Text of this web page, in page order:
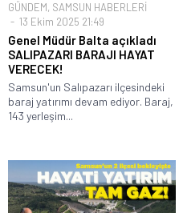
GÜNDEM, SAMSUN HABERLERİ
13 Ekim 2025 21:49
Genel Müdür Balta açıkladı
SALIPAZARI BARAJI HAYAT
VERECEK!
Samsun'un Salıpazarı ilçesindeki
baraj yatırımı devam ediyor. Baraj,
143 yerleşim...